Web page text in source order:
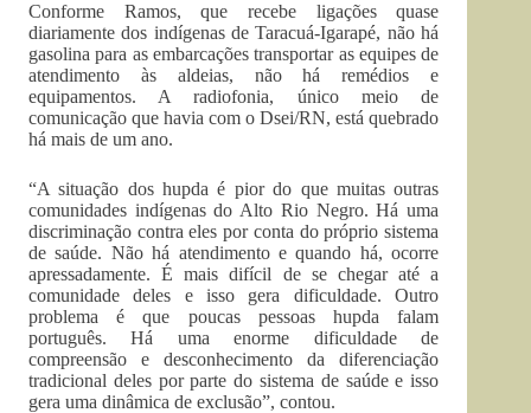
Conforme Ramos, que recebe ligações quase
diariamente dos indígenas de Taracuá-Igarapé, não há
gasolina para as embarcações transportar as equipes de
atendimento às aldeias, não há remédios e
equipamentos. A radiofonia, único meio de
comunicação que havia com o Dsei/RN, está quebrado
há mais de um ano.
“A situação dos hupda é pior do que muitas outras
comunidades indígenas do Alto Rio Negro. Há uma
discriminação contra eles por conta do próprio sistema
de saúde. Não há atendimento e quando há, ocorre
apressadamente. É mais difícil de se chegar até a
comunidade deles e isso gera dificuldade. Outro
problema é que poucas pessoas hupda falam
português. Há uma enorme dificuldade de
compreensão e desconhecimento da diferenciação
tradicional deles por parte do sistema de saúde e isso
gera uma dinâmica de exclusão”, contou.